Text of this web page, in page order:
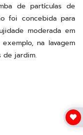
de partículas de
foi concebida para
moderada em
na lavagem
de jardim.